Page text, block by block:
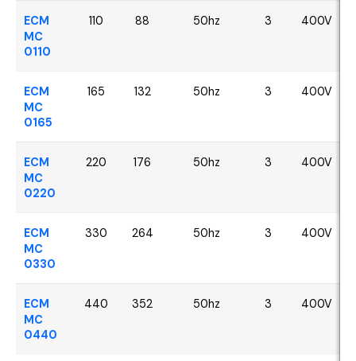
ECM
MC
0110
110 88 50hz 3 400V
ECM
MC
0165
165 132 50hz 3 400V
ECM
MC
0220
220 176 50hz 3 400V
ECM
MC
0330
330 264 50hz 3 400V
ECM
MC
0440
440 352 50hz 3 400V